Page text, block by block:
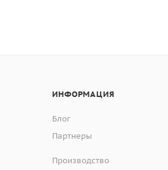
ИНФОРМАЦИЯ
Блог
Партнеры
Производство